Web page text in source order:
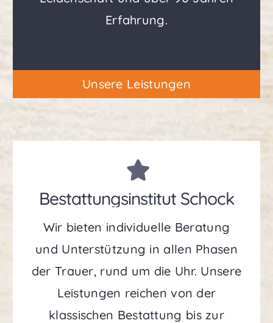
Erfahrung.
Unsere Leistungen
Bestattungsinstitut Schock
Wir bieten individuelle Beratung
und Unterstützung in allen Phasen
der Trauer, rund um die Uhr. Unsere
Leistungen reichen von der
klassischen Bestattung bis zur